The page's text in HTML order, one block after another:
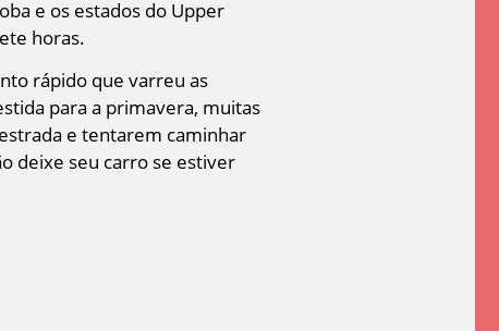
e os estados do Upper
horas.
rápido que varreu as
para a primavera, muitas
e tentarem caminhar
deixe seu carro se estiver